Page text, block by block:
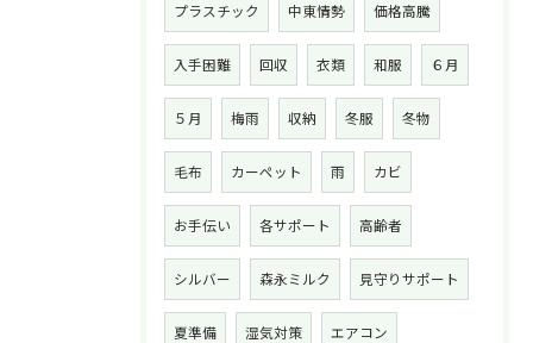
プラスチック 中東情勢 価格高騰
入手困難 回収 衣類 和服 ６月
５月 梅雨 収納 冬服 冬物
毛布 カーペット 雨 カビ
お手伝い 各サポート 高齢者
シルバー 森永ミルク 見守りサポート
夏準備 湿気対策 エアコン